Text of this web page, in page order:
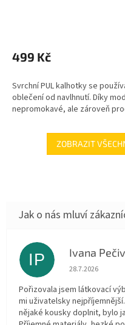
499 Kč
Svrchní PUL kalhotky se
oblečení od navlhnutí. Díky
nepromokavé, ale zároveň
ZOBRAZIT
IP Ivana
Hodnocení
28.7.2026
Pořizovala jsem látkovací
mi uživatelsky
nějaké kousky doplnit, bylo